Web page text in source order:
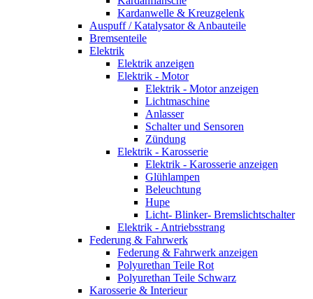
Kardanwelle & Kreuzgelenk
Auspuff / Katalysator & Anbauteile
Bremsenteile
Elektrik
Elektrik anzeigen
Elektrik - Motor
Elektrik - Motor anzeigen
Lichtmaschine
Anlasser
Schalter und Sensoren
Zündung
Elektrik - Karosserie
Elektrik - Karosserie anzeigen
Glühlampen
Beleuchtung
Hupe
Licht- Blinker- Bremslichtschalter
Elektrik - Antriebsstrang
Federung & Fahrwerk
Federung & Fahrwerk anzeigen
Polyurethan Teile Rot
Polyurethan Teile Schwarz
Karosserie & Interieur